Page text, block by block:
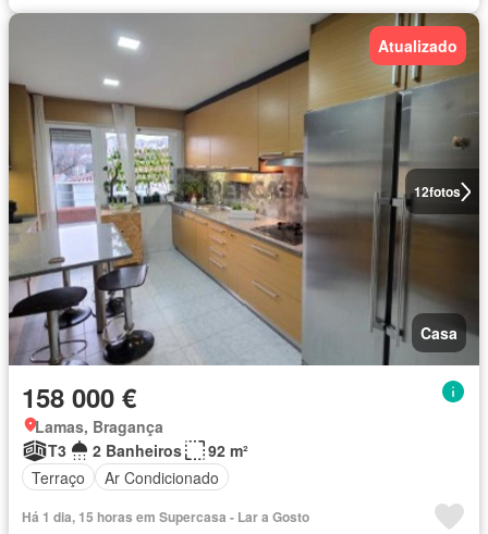
12fotos
Atualizado
Casa
158 000 €
Lamas, Bragança
T3
2 Banheiros
92 m²
Terraço
Ar Condicionado
Há 1 dia, 15 horas em Supercasa - Lar a Gosto